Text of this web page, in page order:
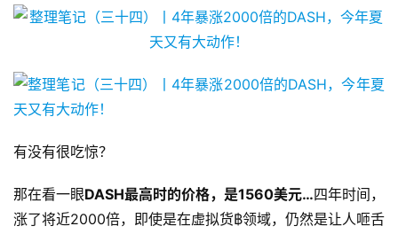
有没有很吃惊？
那在看一眼DASH最高时的价格，是1560美元…四年时间，
涨了将近2000倍，即使是在虚拟货฿领域，仍然是让人咂舌